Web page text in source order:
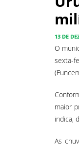
13 DE
O
sexta-
maior
indica,
As